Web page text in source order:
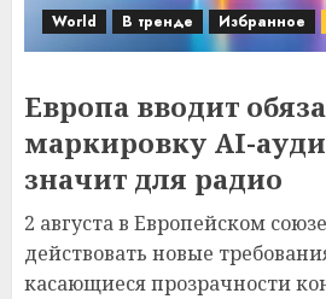
World В тренде Избранное
Европа вводит
маркировку AI-
значит для радио
2 августа в Европейском
действовать новые
касающиеся прозрачности